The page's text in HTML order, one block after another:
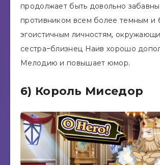
продолжает быть довольно
противником всем более темным и
эгоистичным личностям,
сестра-близнец Наив хорошо
Мелодию и повышает юмор.
6) Король Миседор